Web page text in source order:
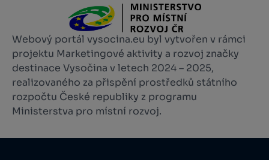
Webový portál vysocina.eu byl vytvořen v rámci
projektu Marketingové aktivity a rozvoj značky
destinace Vysočina v letech 2024 – 2025,
realizovaného za přispění prostředků státního
rozpočtu České republiky z programu
Ministerstva pro místní rozvoj.